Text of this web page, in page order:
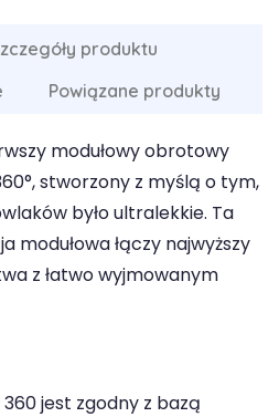
produktu
Powiązane produkty
modułowy obrotowy
stworzony z myślą o tym,
było ultralekkie. Ta
modułowa łączy najwyższy
z łatwo wyjmowanym
jest zgodny z bazą